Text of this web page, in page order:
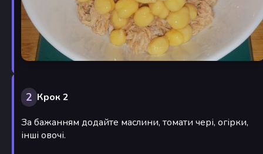
2 Крок 2
За бажанням додайте маслини, томати чері, огірки,
інші овочі.